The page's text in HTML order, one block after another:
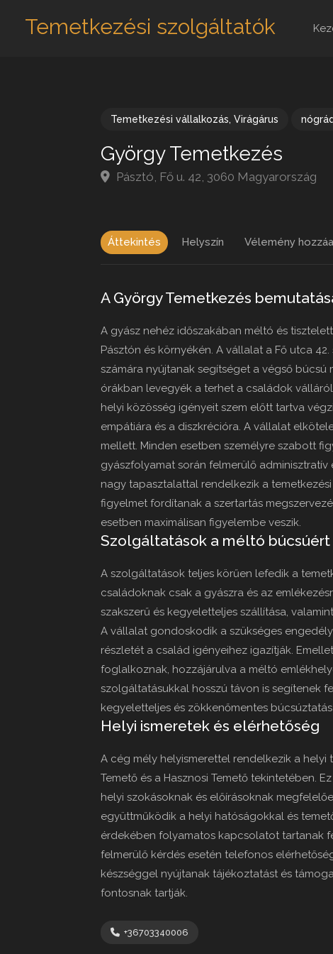
Temetkezési szolgáltatók
Temetkezési vállalkozás, Virágárus
György Temetkezés
Pásztó, Fő u. 42, 3060 Magyarország
Áttekintés Helyszín Vélemény
A György Temetkezés
A gyász nehéz időszakában méltó és
Pásztón és környékén. A vállalat a Fő utca
számára nyújtanak segítséget a végső
órákban levegyék a terhet a családok
helyi közösség igényeit szem előtt tartva
empátiára és a diszkrécióra. A vállalat
mellett. Minden esetben személyre szabott
gyászfolyamat során felmerülő
nagy tapasztalattal rendelkezik a
figyelmet fordítanak a szertartás
esetben maximálisan figyelembe veszik.
Szolgáltatások a méltó búcsúért
A szolgáltatások teljes körűen lefedik a
családoknak csak a gyászra és az
szakszerű és kegyeletteljes szállítása,
A vállalat gondoskodik a szükséges
részletét a család igényeihez igazítják.
foglalkoznak, hozzájárulva a méltó
szolgáltatásukkal hosszú távon is segítenek
kegyeletteljes és zökkenőmentes
Helyi ismeretek és elérhetőség
A cég mély helyismerettel rendelkezik a helyi
Temető és a Hasznosi Temető tekintetében.
helyi szokásoknak és előírásoknak
együttműködik a helyi hatóságokkal és
érdekében folyamatos kapcsolatot tartanak
felmerülő kérdés esetén telefonos
készséggel nyújtanak tájékoztatást és
fontosnak tartják.
+36703340006